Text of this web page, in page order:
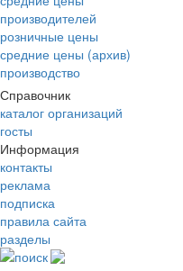
производителей
розничные цены
средние цены (архив)
производство
Справочник
каталог организаций
госты
Информация
контакты
реклама
подписка
правила сайта
разделы
поиск